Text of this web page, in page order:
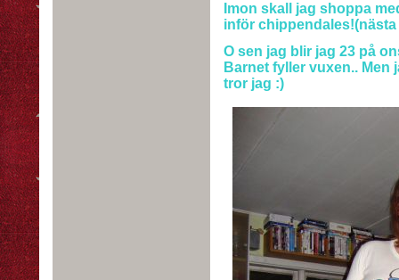
Imon skall jag shoppa
inför
O sen jag blir jag 23 på
Barnet fyller vuxen.. Men
tror jag :)